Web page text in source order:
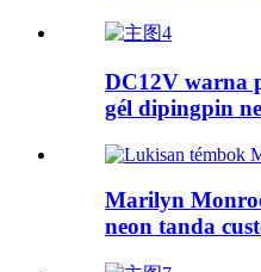
DC12V warna
gél dipingpin
Marilyn
neon tanda